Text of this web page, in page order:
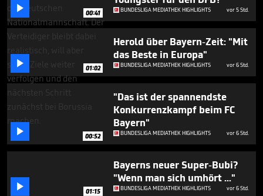
minutes,
seconds
 00:41 BUNDESLIGA MEDIATHEK HIGHLIGHTS vor 5 Std.
 01:02
Herold über Bayern-Zeit: "Mit
das Beste in Europa"
BUNDESLIGA MEDIATHEK HIGHLIGHTS vor 6 Std.
 00:52
"Das ist der spannendste
Konkurrenzkampf beim FC
Bayern"
BUNDESLIGA MEDIATHEK HIGHLIGHTS vor 6 Std.
 01:15
Bayerns neuer Super-Bubi?
"Wenn man sich umhört ..."
BUNDESLIGA MEDIATHEK HIGHLIGHTS vor 6 Std.